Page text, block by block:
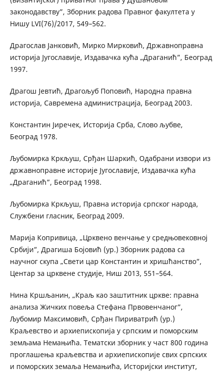
законодавству”, Зборник радова Правног факултета у
Нишу LVI(76)/2017, 549–562.
Драгослав Јанковић, Мирко Мирковић, Државноправна
историја Југославије, Издавачка кућа „Драганић”, Београд
1997.
Драгош Јевтић, Драгољуб Поповић, Народна правна
историја, Савремена администрација, Београд 2003.
Константин Јиречек, Историја Срба, Слово љубве,
Београд 1978.
Љубомирка Кркљуш, Срђан Шаркић, Одабрани извори из
државноправне историје Југославије, Издавачка кућа
„Драганић”, Београд 1998.
Љубомирка Кркљуш, Правна историја српског народа,
Службени гласник, Београд 2009.
Марија Копривица, „Црквено венчање у средњовековној
Србији”, Драгиша Бојовић (ур.) Зборник радова са
научног скупа „Свети цар Константин и хришћанство”,
Центар за црквене студије, Ниш 2013, 551–564.
Нина Кршљанин, „Краљ као заштитник цркве: правна
анализа Жичких повеља Стефана Првовенчаног”,
Љубомир Максимовић, Срђан Пириватрић (ур.)
Краљевство и архиепископија у српским и поморским
земљама Немањића. Тематски зборник у част 800 година
проглашења краљевства и архиепископије свих српских
и поморских земаља Немањића, Историјски институт,